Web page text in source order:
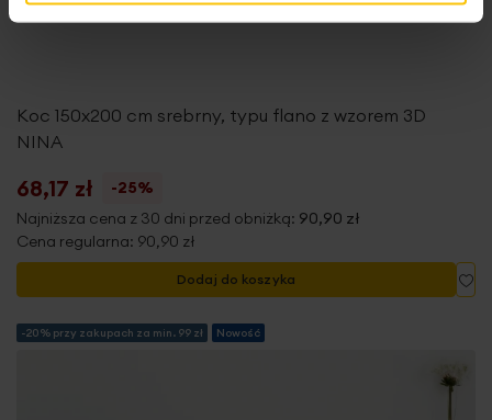
Koc 150x200 cm srebrny, typu flano z wzorem 3D
NINA
68,17 zł
-25%
Najniższa cena z 30 dni przed obniżką: 90,90 zł
Cena regularna: 90,90 zł
Dodaj do koszyka
-20% przy zakupach za min. 99 zł Nowość